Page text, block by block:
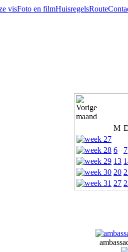
visFoto en filmHuisregelsRoute
M
6
7
13
20
27